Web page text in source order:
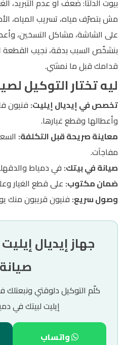
بيوت الدلتا: ضعف أو عدم التبريد،
مش بتصرّف مياه، تسريب المياه،
على الشاشة، مشاكل التسخين،
بنشخّص السبب بدقة، نجيب القطعة
قدامك قبل ما نمشي.
ليه تختار التوكيل
تخصص في إيديال إيليت: فنيون
وأعطالها وقطع غيارها.
معاينة صريحة قبل التكلفة:
مفاجآت.
صيانة في بيتك: في دمياط
ضمان مكتوب: على قطع الغيار
وصول سريع: فنيون قريبون منك
جهاز إيديال
كلّم التوكيل دلوقتي
إيليت لبيتك في
واتساب